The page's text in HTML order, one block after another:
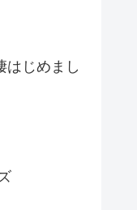
はじめまし